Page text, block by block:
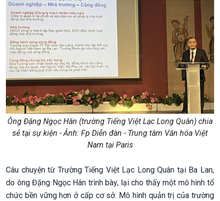
Ông Đặng Ngọc Hân (trường Tiếng Việt Lạc Long Quân) chia
sẻ tại sự kiện - Ảnh: Fp Diễn đàn - Trung tâm Văn hóa Việt
Nam tại Paris
Câu chuyện từ Trường Tiếng Việt Lạc Long Quân tại Ba Lan,
do ông Đặng Ngọc Hân trình bày, lại cho thấy một mô hình tổ
chức bền vững hơn ở cấp cơ sở. Mô hình quản trị của trường